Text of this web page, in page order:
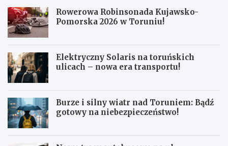
Rowerowa Robinsonada Kujawsko-
Pomorska 2026 w Toruniu!
Elektryczny Solaris na toruńskich
ulicach – nowa era transportu!
Burze i silny wiatr nad Toruniem: Bądź
gotowy na niebezpieczeństwo!